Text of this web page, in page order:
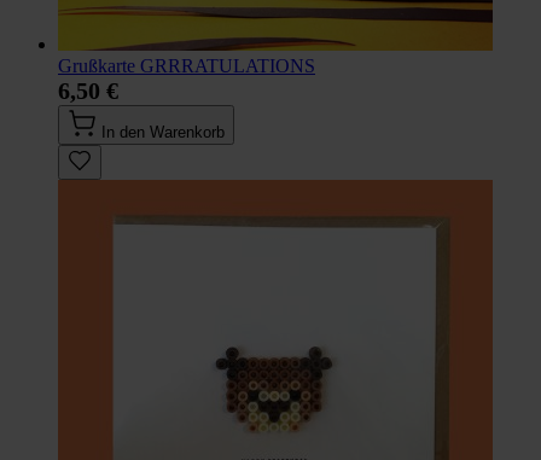
Grußkarte GRRRATULATIONS
6,50 €
In den Warenkorb